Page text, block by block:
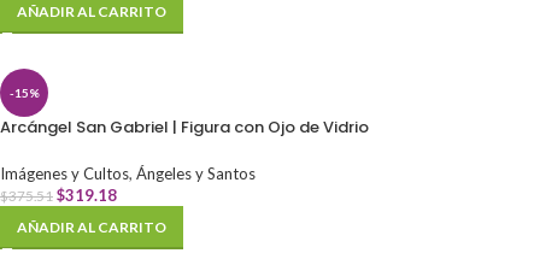
AÑADIR AL CARRITO
-15%
Arcángel San Gabriel | Figura con Ojo de Vidrio
Imágenes y Cultos, Ángeles y Santos
$375.51 $319.18
AÑADIR AL CARRITO